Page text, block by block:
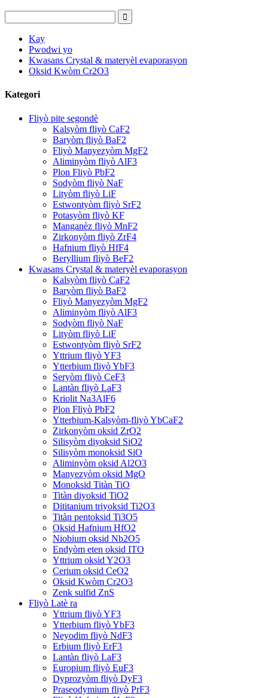
Kay
Pwodwi yo
Kwasans Crystal & materyèl evaporasyon
Oksid Kwòm Cr2O3
Kategori
Fliyò pite segondè
Kalsyòm fliyò CaF2
Baryòm fliyò BaF2
Fliyò Manyezyòm MgF2
Aliminyòm fliyò AlF3
Plon Fliyò PbF2
Sodyòm fliyò NaF
Lityòm fliyò LiF
Estwontyòm fliyò SrF2
Potasyòm fliyò KF
Manganèz fliyò MnF2
Zirkonyòm fliyò ZrF4
Hafnium fliyò HfF4
Beryllium fliyò BeF2
Kwasans Crystal & materyèl evaporasyon
Kalsyòm fliyò CaF2
Baryòm fliyò BaF2
Fliyò Manyezyòm MgF2
Aliminyòm fliyò AlF3
Sodyòm fliyò NaF
Lityòm fliyò LiF
Estwontyòm fliyò SrF2
Yttrium fliyò YF3
Ytterbium fliyò YbF3
Seryòm fliyò CeF3
Lantàn fliyò LaF3
Kriolit Na3AlF6
Plon Fliyò PbF2
Ytterbium-Kalsyòm-fliyò YbCaF2
Zirkonyòm oksid ZrO2
Silisyòm diyoksid SiO2
Silisyòm monoksid SiO
Aliminyòm oksid Al2O3
Manyezyòm oksid MgO
Monoksid Titàn TiO
Titàn diyoksid TiO2
Dititanium triyoksid Ti2O3
Titàn pentoksid Ti3O5
Oksid Hafnium HfO2
Niobium oksid Nb2O5
Endyòm eten oksid ITO
Yttrium oksid Y2O3
Cerium oksid CeO2
Oksid Kwòm Cr2O3
Zenk sulfid ZnS
Fliyò Latè ra
Yttrium fliyò YF3
Ytterbium fliyò YbF3
Neyodim fliyò NdF3
Erbium fliyò ErF3
Lantàn fliyò LaF3
Europium fliyò EuF3
Dyprozyòm fliyò DyF3
Praseodymium fliyò PrF3